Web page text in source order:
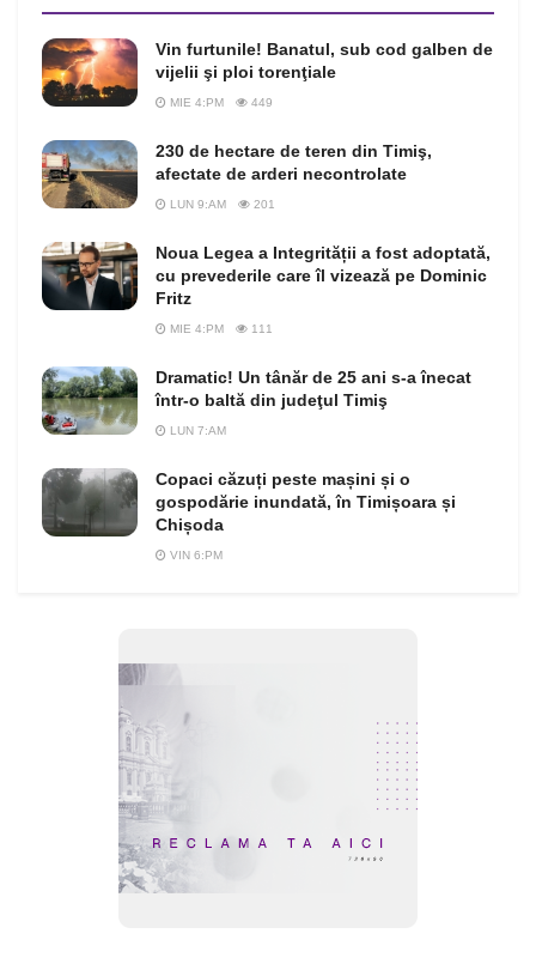
Vin furtunile! Banatul, sub cod galben de
vijelii şi ploi torenţiale
MIE 4:PM 449
230 de hectare de teren din Timiş,
afectate de arderi necontrolate
LUN 9:AM 201
Noua Legea a Integrității a fost adoptată,
cu prevederile care îl vizează pe Dominic
Fritz
MIE 4:PM 111
Dramatic! Un tânăr de 25 ani s-a înecat
într-o baltă din judeţul Timiş
LUN 7:AM
Copaci căzuți peste mașini și o
gospodărie inundată, în Timișoara și
Chișoda
VIN 6:PM